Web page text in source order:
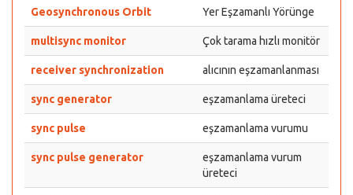
Geosynchronous Orbit Yer Eşzamanlı Yörünge
multisync monitor Çok tarama hızlı monitör
receiver synchronization alıcının eşzamanlanması
sync generator eşzamanlama üreteci
sync pulse eşzamanlama vurumu
sync pulse generator
eşzamanlama vurum
üreteci